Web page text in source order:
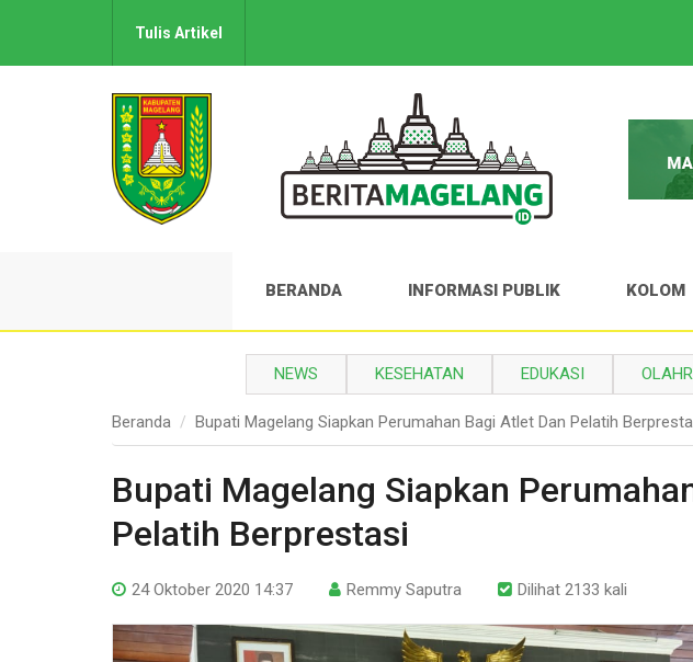
Tulis Artikel
BERANDA INFORMASI PUBLIK KOLOM
NEWS KESEHATAN EDUKASI
Beranda Bupati Magelang Siapkan Perumahan Bagi Atlet Dan Pelatih
Bupati Magelang Siapkan
Pelatih Berprestasi
24 Oktober 2020 14:37 Remmy Saputra Dilihat 2133 kali